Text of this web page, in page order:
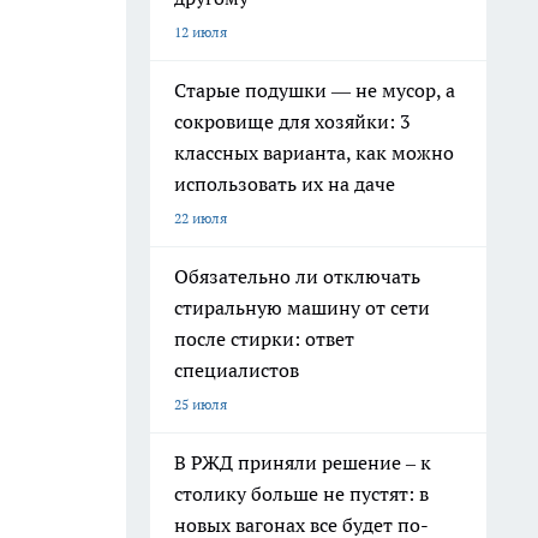
12 июля
Старые подушки — не мусор, а
сокровище для хозяйки: 3
классных варианта, как можно
использовать их на даче
22 июля
Обязательно ли отключать
стиральную машину от сети
после стирки: ответ
специалистов
25 июля
В РЖД приняли решение – к
столику больше не пустят: в
новых вагонах все будет по-